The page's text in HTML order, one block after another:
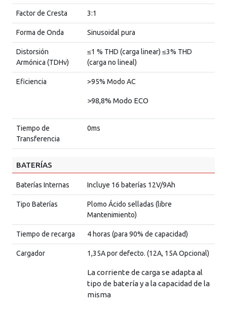
Factor de Cresta 3:1
Forma de Onda Sinusoidal pura
Distorsión
Armónica (TDHv)
≤1 % THD (carga linear) ≤3% THD
(carga no lineal)
Eficiencia >95% Modo AC
>98,8% Modo ECO
Tiempo de
Transferencia
0ms
BATERÍAS
Baterías Internas Incluye 16 baterías 12V/9Ah
Tipo Baterías
Plomo Ácido selladas (libre
Mantenimiento)
Tiempo de recarga 4 horas (para 90% de capacidad)
Cargador 1,35A por defecto. (12A, 15A Opcional)
La corriente de carga se adapta al
tipo de batería y a la capacidad de la
misma